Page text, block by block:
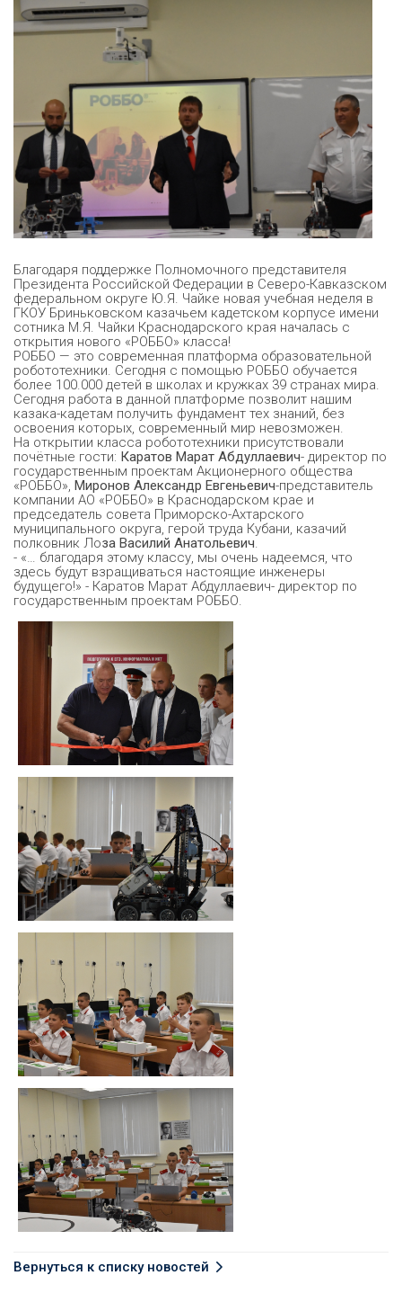
Благодаря поддержке Полномочного представителя
Президента Российской Федерации в Северо-Кавказском
федеральном округе Ю.Я. Чайке новая учебная неделя в
ГКОУ Бриньковском казачьем кадетском корпусе имени
сотника М.Я. Чайки Краснодарского края началась с
открытия нового «РОББО» класса!
РОББО — это современная платформа образовательной
робототехники. Сегодня с помощью РОББО обучается
более 100.000 детей в школах и кружках 39 странах мира.
Сегодня работа в данной платформе позволит нашим
казака-кадетам получить фундамент тех знаний, без
освоения которых, современный мир невозможен.
На открытии класса робототехники присутствовали
почётные гости: Каратов Марат Абдуллаевич- директор по
государственным проектам Акционерного общества
«РОББО», Миронов Александр Евгеньевич-представитель
компании АО «РОББО» в Краснодарском крае и
председатель совета Приморско-Ахтарского
муниципального округа, герой труда Кубани, казачий
полковник Лоза Василий Анатольевич.
- «… благодаря этому классу, мы очень надеемся, что
здесь будут взращиваться настоящие инженеры
будущего!» - Каратов Марат Абдуллаевич- директор по
государственным проектам РОББО.
Вернуться к списку новостей